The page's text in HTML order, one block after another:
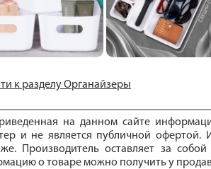
к разделу Органайзеры
на данном сайте
и не является публичной офертой.
Производитель оставляет за
о товаре можно получить у